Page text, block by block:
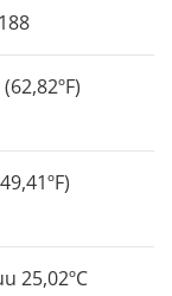
25,02ºC